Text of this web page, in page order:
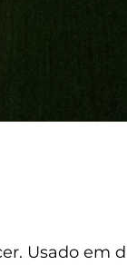
Usado em